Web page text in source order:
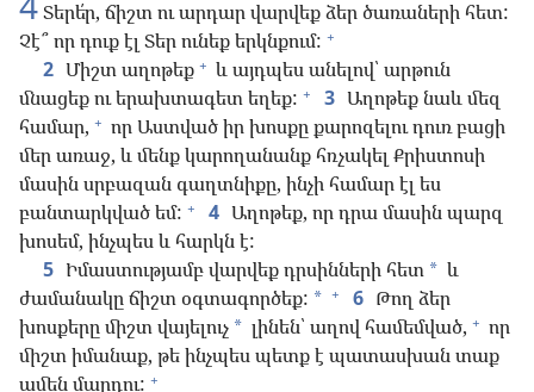
Տերե՛ր, ճիշտ ու արդար վարվեք ձեր ծառաների հետ:
Չէ՞ որ դուք էլ Տեր ունեք երկնքում: +
2 Միշտ աղոթեք + և այդպես անելով՝ արթուն
մնացեք ու երախտագետ եղեք: + 3 Աղոթեք նաև մեզ
համար, + որ Աստված իր խոսքը քարոզելու դուռ բացի
մեր առաջ, և մենք կարողանանք հռչակել Քրիստոսի
մասին սրբազան գաղտնիքը, ինչի համար էլ ես
բանտարկված եմ: + 4 Աղոթեք, որ դրա մասին պարզ
խոսեմ, ինչպես և հարկն է:
5 Իմաստությամբ վարվեք դրսինների հետ * և
ժամանակը ճիշտ օգտագործեք: * + 6 Թող ձեր
խոսքերը միշտ վայելուչ * լինեն՝ աղով համեմված, + որ
միշտ իմանաք, թե ինչպես պետք է պատասխան տաք
ամեն մարդու: +